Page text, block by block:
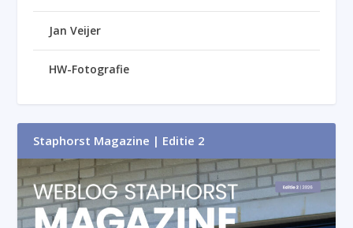
Jan Veijer
HW-Fotografie
Staphorst Magazine | Editie 2